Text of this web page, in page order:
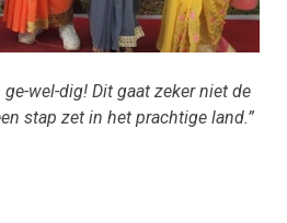
wel-dig! Dit gaat zeker niet de
stap zet in het prachtige land.”